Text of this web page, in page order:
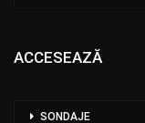
ACCESEAZĂ
SONDAJE